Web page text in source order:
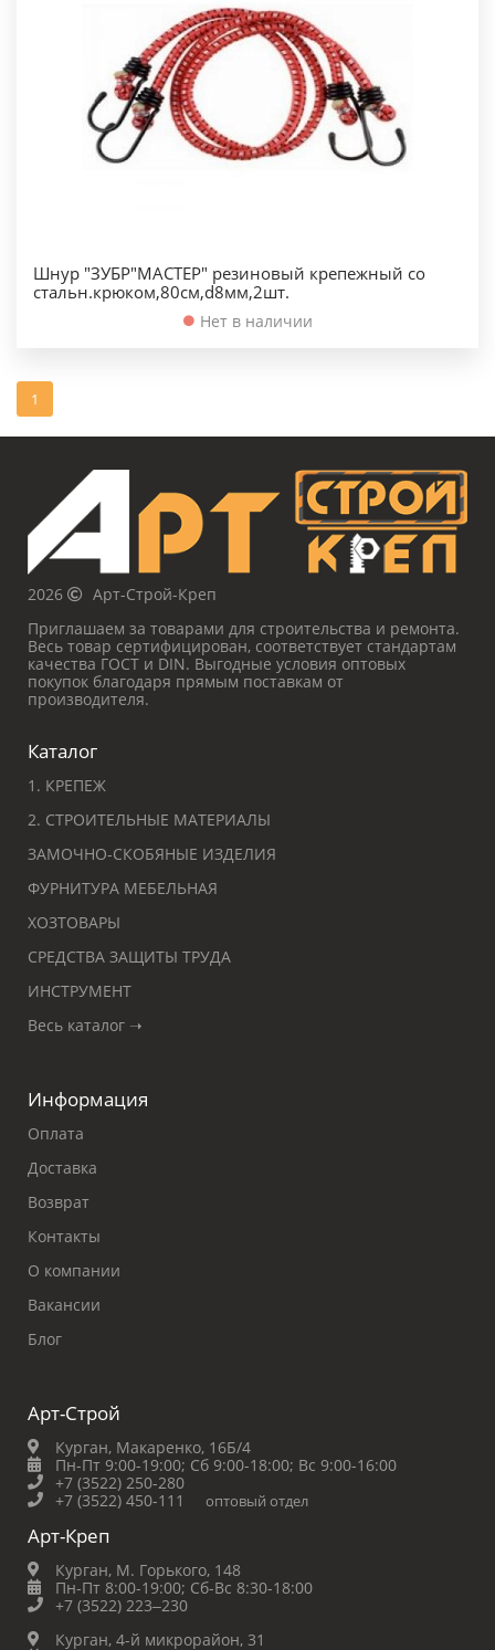
Шнур "ЗУБР"МАСТЕР" резиновый крепежный со
стальн.крюком,80см,d8мм,2шт.
Нет в наличии
1
2026
Арт-Строй-Креп
Приглашаем за товарами для строительства и ремонта.
Весь товар сертифицирован, соответствует стандартам
качества ГОСТ и DIN. Выгодные условия оптовых
покупок благодаря прямым поставкам от
производителя.
Каталог
1. КРЕПЕЖ
2. СТРОИТЕЛЬНЫЕ МАТЕРИАЛЫ
ЗАМОЧНО-СКОБЯНЫЕ ИЗДЕЛИЯ
ФУРНИТУРА МЕБЕЛЬНАЯ
ХОЗТОВАРЫ
СРЕДСТВА ЗАЩИТЫ ТРУДА
ИНСТРУМЕНТ
Весь каталог ➝
Информация
Оплата
Доставка
Возврат
Контакты
О компании
Вакансии
Блог
Арт-Строй
Курган, Макаренко, 16Б/4
Пн-Пт 9:00-19:00; Сб 9:00-18:00; Вс 9:00-16:00
+7 (3522) 250-280
+7 (3522) 450-111
оптовый отдел
Арт-Креп
Курган, М. Горького, 148
Пн-Пт 8:00-19:00; Сб-Вс 8:30-18:00
+7 (3522) 223‒230
Курган, 4-й микрорайон, 31